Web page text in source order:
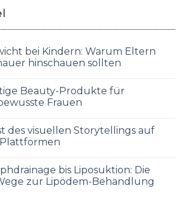
bei Kindern: Warum Eltern
hinschauen sollten
Beauty-Produkte für
Frauen
des visuellen Storytellings auf
bis Liposuktion: Die
zur Lipödem-Behandlung